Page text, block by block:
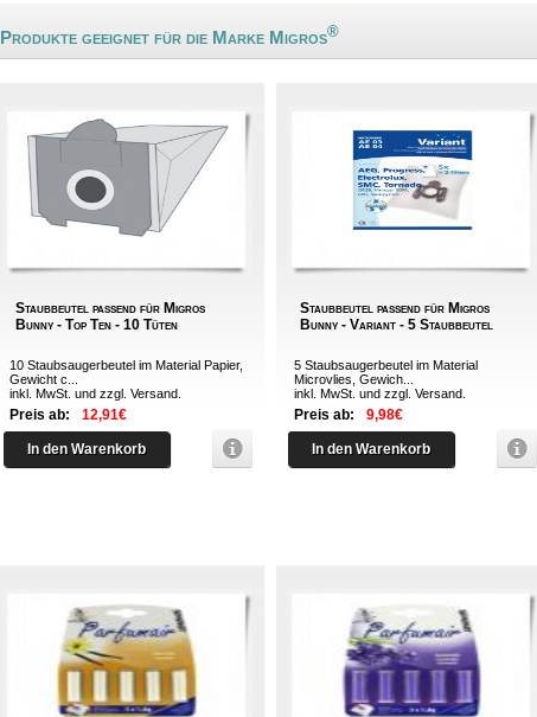
Produkte geeignet für die Marke Migros®
Staubbeutel passend für Migros
Bunny - Top Ten - 10 Tüten
10 Staubsaugerbeutel im Material Papier,
Gewicht c...
inkl. MwSt. und zzgl. Versand
Preis ab: 12,91€
In den Warenkorb
Staubbeutel passend für Migros
Bunny - Variant - 5 Staubbeutel
5 Staubsaugerbeutel im Material
Microvlies, Gewich...
inkl. MwSt. und zzgl. Versand
Preis ab: 9,98€
In den Warenkorb